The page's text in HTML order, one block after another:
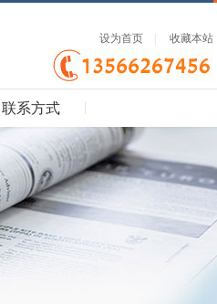
设为首页 收藏本站
联系方式